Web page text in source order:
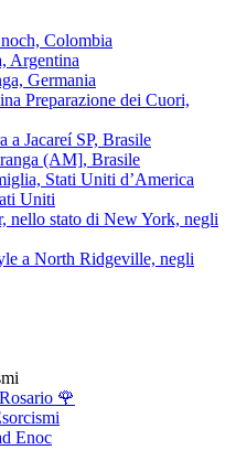
Colombia
Argentina
Germania
Preparazione dei Cuori,
a Jacareí SP, Brasile
(AM], Brasile
Stati Uniti d’America
Uniti
nello stato di New York, negli
a North Ridgeville, negli
🌹
Enoc